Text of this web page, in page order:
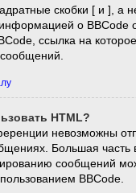
скобки [ и ], а
о BBCode
ссылка на
HTML?
невозможны
Большая часть
сообщений
BBCode.